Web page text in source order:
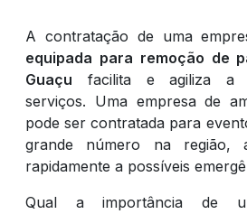
A contratação de uma
equipada para remoção de
Guaçu facilita e agiliza a
serviços. Uma empresa de
pode ser contratada para
grande número na região,
rapidamente a possíveis
Qual a importância de